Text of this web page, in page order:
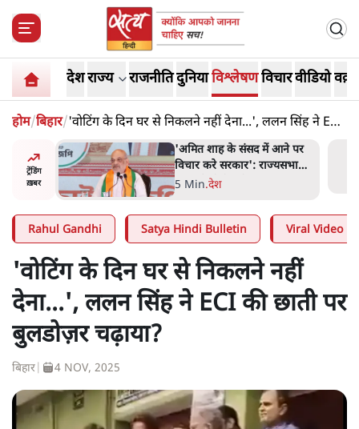
देशराज्य राजनीतिदुनियाविश्लेषणविचारवीडियो
होम/बिहार/'वोटिंग के दिन घर से निकलने नहीं देना...', ललन सिंह ने ECI
की छाती पर बुलडोज़र चढ़ाया?
ट्रेंडिंग
ख़बर
5 नहीं,
'अमित शाह के संसद में आने पर
विचार करे सरकार': राज्यसभा
सभापति ने केंद्र से कहा
5 Min.देश
Rahul Gandhi Satya Hindi Bulletin Viral Video
'वोटिंग के दिन घर से निकलने नहीं
देना...', ललन सिंह ने ECI की छाती पर
बुलडोज़र चढ़ाया?
बिहार 4 NOV, 2025